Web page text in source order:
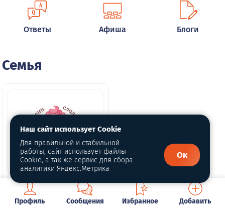
Ответы Афиша Блоги
Семья
1 фото
Сладкий домик
г. Кушва, улица Союзов
Профиль Сообщения Избранное Добавить
Наш сайт использует Cookie
Для правильной и стабильной
работы, сайт использует файлы
Cookie, а так же сервис для сбора
аналитики Яндекс.Метрика
Ок